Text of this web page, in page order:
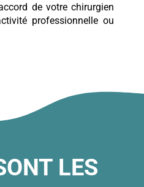
de votre chirurgien
professionnelle ou
LES